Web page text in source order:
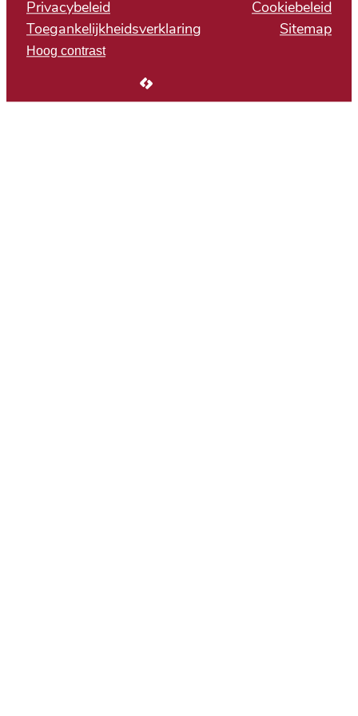
Privacybeleid
Cookiebeleid
Toegankelijkheidsverklaring
Sitemap
Hoog contrast